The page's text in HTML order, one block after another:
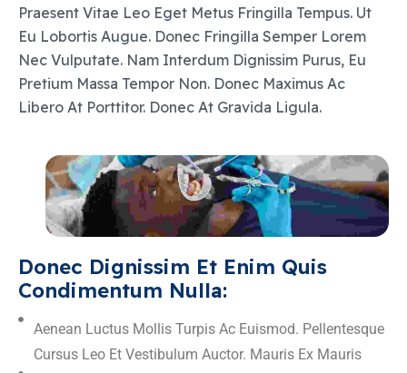
Praesent Vitae Leo Eget Metus Fringilla Tempus. Ut
Eu Lobortis Augue. Donec Fringilla Semper Lorem
Nec Vulputate. Nam Interdum Dignissim Purus, Eu
Pretium Massa Tempor Non. Donec Maximus Ac
Libero At Porttitor. Donec At Gravida Ligula.
Donec Dignissim Et Enim Quis
Condimentum Nulla:
Aenean Luctus Mollis Turpis Ac Euismod. Pellentesque
Cursus Leo Et Vestibulum Auctor. Mauris Ex Mauris